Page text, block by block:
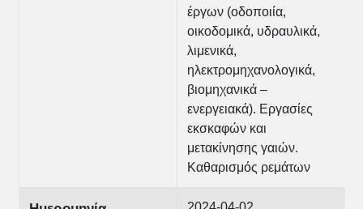
έργων (οδοποιία,
οικοδομικά, υδραυλικά,
λιμενικά,
ηλεκτρομηχανολογικά,
βιομηχανικά –
ενεργειακά). Εργασίες
εκσκαφών και
μετακίνησης γαιών.
Καθαρισμός ρεμάτων